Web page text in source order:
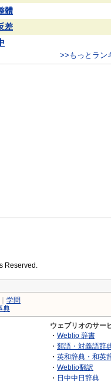
體
差
>>もっとラン
Reserved.
学問
典
ウェブリオのサー
・ Weblio 辞書
・ 類語・対義語辞
・ 英和辞典・和英
・ Weblio翻訳
・ 日中中日辞典